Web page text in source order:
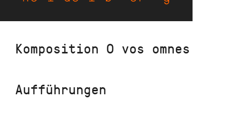
Direkt
Komposition O vos omnes
Aufführungen